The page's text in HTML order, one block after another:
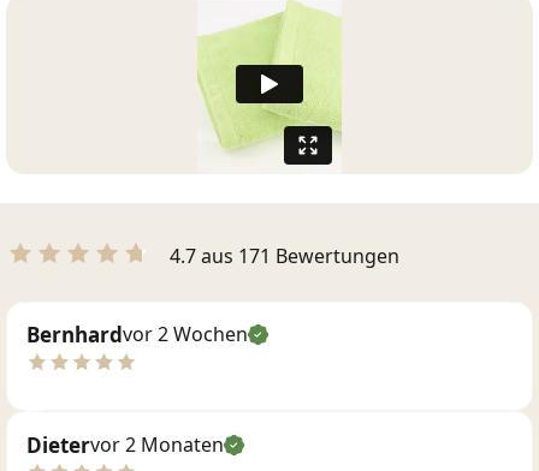
4.7 aus 171 Bewertungen
Bernhardvor 2 Wochen
Dietervor 2 Monaten